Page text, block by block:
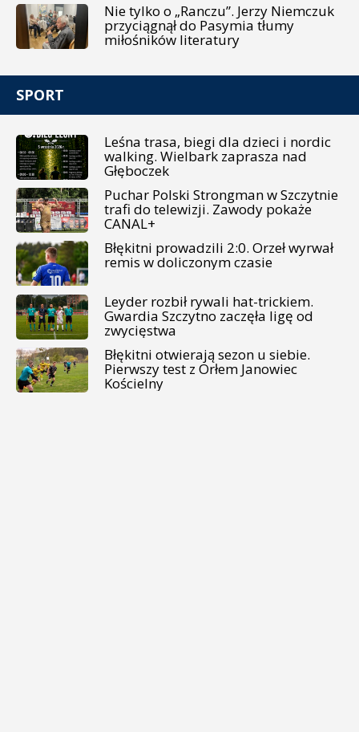
Nie tylko o „Ranczu”. Jerzy Niemczuk
przyciągnął do Pasymia tłumy
miłośników literatury
SPORT
Leśna trasa, biegi dla dzieci i nordic
walking. Wielbark zaprasza nad
Głęboczek
Puchar Polski Strongman w Szczytnie
trafi do telewizji. Zawody pokaże
CANAL+
Błękitni prowadzili 2:0. Orzeł wyrwał
remis w doliczonym czasie
Leyder rozbił rywali hat-trickiem.
Gwardia Szczytno zaczęła ligę od
zwycięstwa
Błękitni otwierają sezon u siebie.
Pierwszy test z Orłem Janowiec
Kościelny